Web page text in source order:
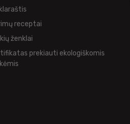
receptai
ženklai
prekiauti ekologiškomis